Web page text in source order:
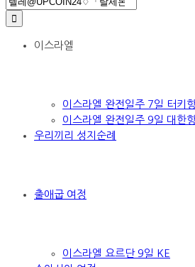
for:
이스라엘
이스라엘 완전일주 7일 터키
이스라엘 완전일주 9일 대한
우리끼리 성지순례
출애굽 여정
이스라엘 요르단 9일 KE